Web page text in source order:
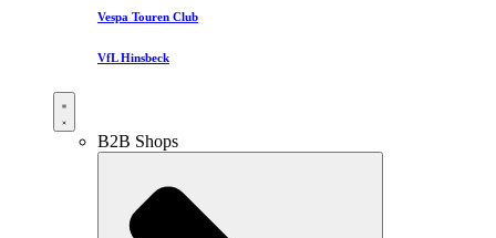
Vespa Touren Club
VfL Hinsbeck
B2B Shops